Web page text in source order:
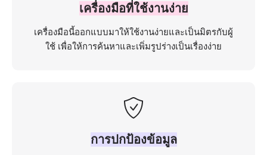
เครื่องมือที่ใช้งานง่าย
เครื่องมือนี้ออกแบบมาให้ใช้งานง่ายและเป็นมิตรกับผู้
ใช้ เพื่อให้การค้นหาและเพิ่มรูปร่างเป็นเรื่องง่าย
การปกป้องข้อมูล